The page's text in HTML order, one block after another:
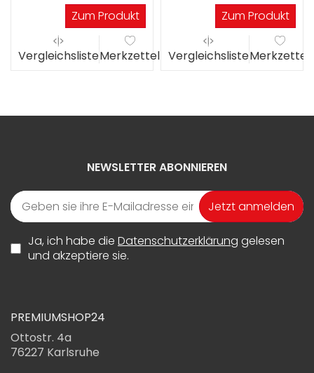
WerktagenZum Produkt
VergleichslisteMerkzettel
WerktagenZum Produkt
VergleichslisteMerkzettel
NEWSLETTER ABONNIEREN
Jetzt anmelden
Ja, ich habe die Datenschutzerklärung gelesen
und akzeptiere sie.
PREMIUMSHOP24
Ottostr. 4a
76227 Karlsruhe